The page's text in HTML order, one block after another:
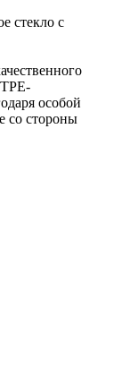
стекло с
особой
со стороны